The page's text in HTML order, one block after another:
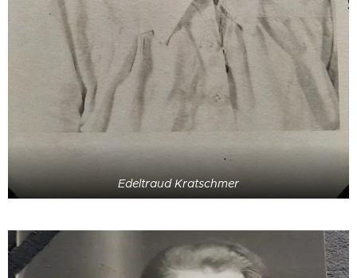
Edeltraud Kratschmer